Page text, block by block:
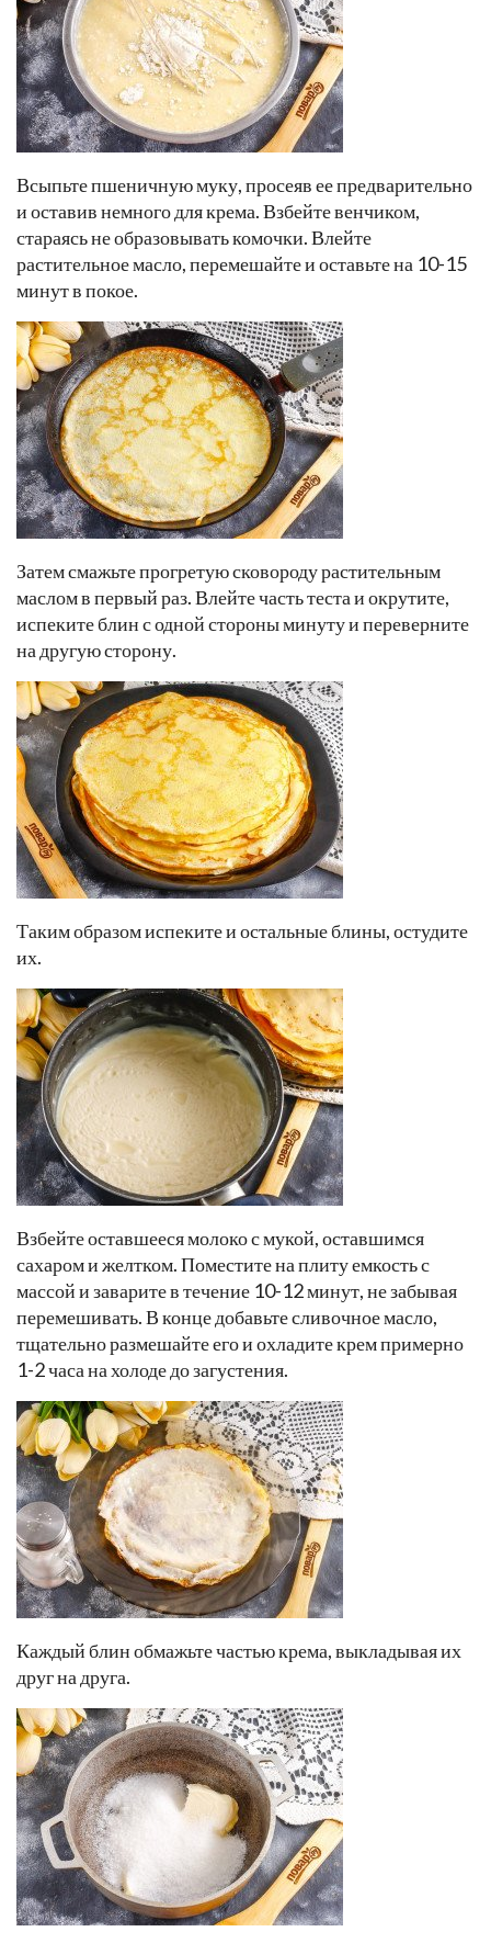
Всыпьте пшеничную муку, просеяв ее предварительно
и оставив немного для крема. Взбейте венчиком,
стараясь не образовывать комочки. Влейте
растительное масло, перемешайте и оставьте на 10-15
минут в покое.
Затем смажьте прогретую сковороду растительным
маслом в первый раз. Влейте часть теста и окрутите,
испеките блин с одной стороны минуту и переверните
на другую сторону.
Таким образом испеките и остальные блины, остудите
их.
Взбейте оставшееся молоко с мукой, оставшимся
сахаром и желтком. Поместите на плиту емкость с
массой и заварите в течение 10-12 минут, не забывая
перемешивать. В конце добавьте сливочное масло,
тщательно размешайте его и охладите крем примерно
1-2 часа на холоде до загустения.
Каждый блин обмажьте частью крема, выкладывая их
друг на друга.